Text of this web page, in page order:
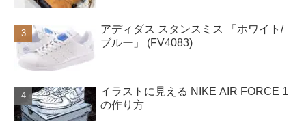
アディダス スタンスミス 「ホワイト/
ブルー」 (FV4083)
イラストに見える NIKE AIR FORCE 1
の作り方